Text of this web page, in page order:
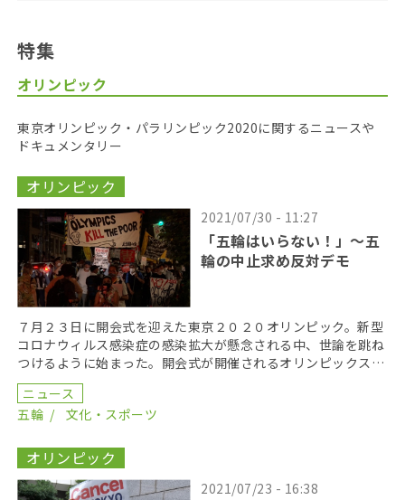
特集
オリンピック
東京オリンピック・パラリンピック2020に関するニュースや
ドキュメンタリー
オリンピック
2021/07/30 - 11:27
「五輪はいらない！」〜五
輪の中止求め反対デモ
７月２３日に開会式を迎えた東京２０２０オリンピック。新型
コロナウィルス感染症の感染拡大が懸念される中、世論を跳ね
つけるように始まった。開会式が開催されるオリンピックスタ
ジアム（国立競技場）が改築される前、周辺には公園やア […]
ニュース
五輪
文化・スポーツ
オリンピック
2021/07/23 - 16:38